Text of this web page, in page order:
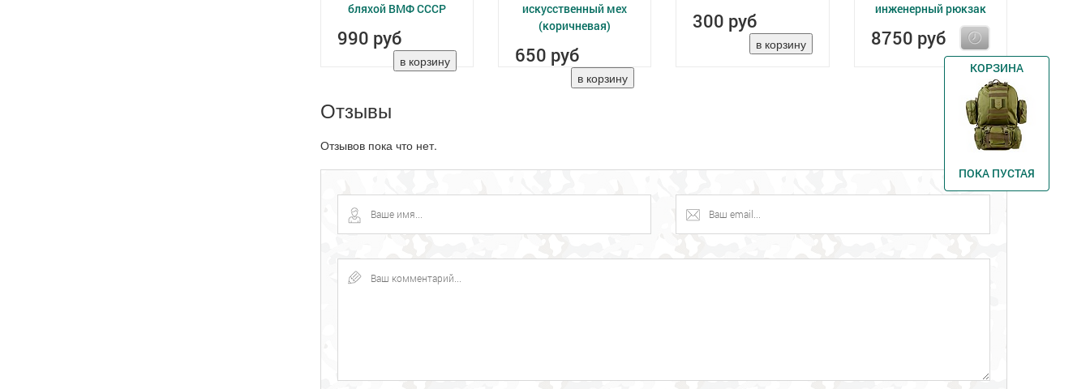
бляхой ВМФ СССР
990 руб
искусственный мех
(коричневая)
650 руб
300 руб
инженерный рюкзак
8750 руб
Отзывы
Отзывов пока что нет.
КОРЗИНА
ПОКА ПУСТАЯ